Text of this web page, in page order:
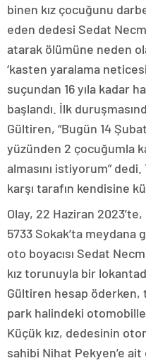
binen kız çocuğunu
eden dedesi Sedat
atarak ölümüne neden
‘kasten yaralama
suçundan 16 yıla kadar
başlandı. İlk
Gültiren, “Bugün 14
yüzünden 2 çocuğumla
almasını istiyorum”
karşı tarafın kendisine
Olay, 22 Haziran
5733 Sokak’ta meydana
oto boyacısı Sedat
kız torunuyla bir
Gültiren hesap öderken,
park halindeki
Küçük kız, dedesinin
sahibi Nihat Pekyen’e